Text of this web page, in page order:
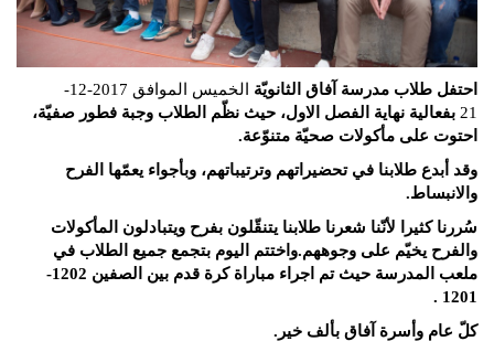
احتفل طلاب مدرسة آفاق الثانويّة
الخميس الموافق 2017-12-
21 بفعالية نهاية الفصل الاول، حيث نظّم الطلاب وجبة فطور صفيّة،
احتوت على مأكولات صحيّة متنوّعة.
وقد أبدع طلابنا في تحضيراتهم وترتيباتهم، وبأجواء يعمّها الفرح
والانبساط.
سُررنا كثيرا لأنّنا شعرنا طلابنا يتنقّلون بفرح ويتبادلون المأكولات
والفرح يخيّم على وجوههم.واختتم اليوم بتجمع جميع الطلاب في
ملعب المدرسة حيث تم اجراء مباراة كرة قدم بين الصفين 1202-
1201 .
كلّ عام وأسرة آفاق بألف خير.